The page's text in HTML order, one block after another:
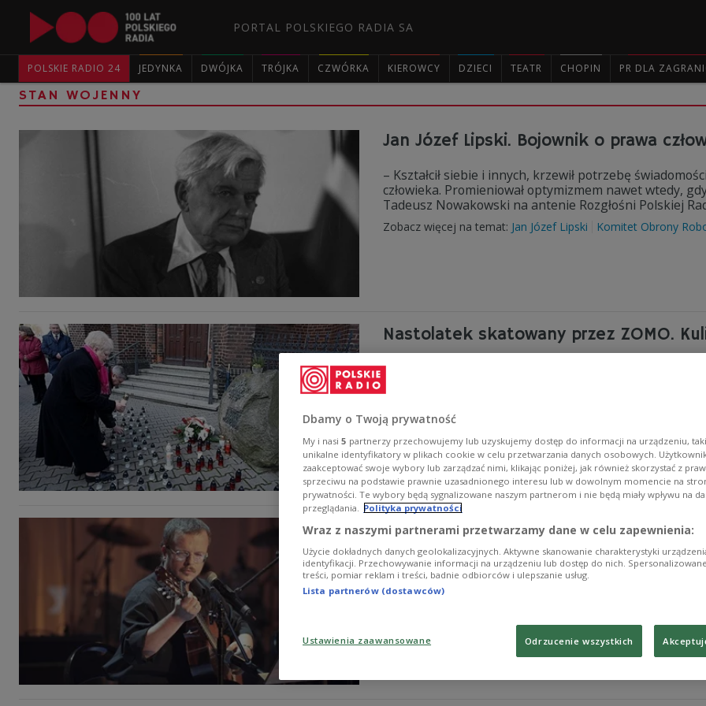
PORTAL POLSKIEGO RADIA SA
POLSKIE RADIO 24 JEDYNKA DWÓJKA TRÓJKA CZWÓRKA KIEROWCY DZIECI TEATR CHOPIN PR DLA
STAN WOJENNY
Jan Józef Lipski. Bojownik o prawa
– Kształcił siebie i innych, krzewił potrzebę
człowieka. Promieniował optymizmem nawet wtedy,
Tadeusz Nowakowski na antenie Rozgłośni Polskiej
Zobacz więcej na temat: Jan Józef Lipski Komitet Obrony
Nastolatek skatowany przez ZOMO.
11 maja 1982 roku w Poznaniu patrol ZOMO pobił
Ogrodniczego. Chłopak zmarł kilka dni później w
najmłodszych ofiar stanu wojennego.
Zobacz więcej na temat:
Rocznica śmierci Jacka Kaczmarskiego.
Kaczmarski był postacią niejednoznaczną, ale
stanem wojennym i wszelkimi przemianami lat 80. XX
bardem z gitarą śpiewającym "Mury".
Dbamy o Twoją prywatność
My i nasi 5 partnerzy przechowujemy lub uzyskujemy dostęp do informacji na urządzeniu,
unikalne identyfikatory w plikach cookie w celu przetwarzania danych osobowych.
zaakceptować swoje wybory lub zarządzać nimi, klikając poniżej, jak również skorzystać z
sprzeciwu na podstawie prawnie uzasadnionego interesu lub w dowolnym momencie na
prywatności. Te wybory będą sygnalizowane naszym partnerom i nie będą miały wpływu na
przeglądania. Polityka prywatności
Wraz z naszymi partnerami przetwarzamy dane w celu zapewnienia:
Użycie dokładnych danych geolokalizacyjnych. Aktywne skanowanie charakterystyki
identyfikacji. Przechowywanie informacji na urządzeniu lub dostęp do nich.
treści, pomiar reklam i treści, badnie odbiorców i ulepszanie usług.
Lista partnerów (dostawców)
Ustawienia zaawansowane Odrzucenie wszystkich